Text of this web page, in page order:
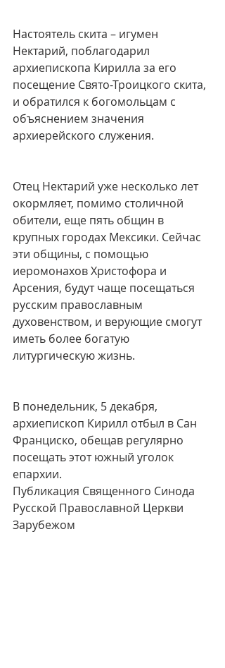
Настоятель скита – игумен
Нектарий, поблагодарил
архиепископа Кирилла за его
посещение Свято-Троицкого скита,
и обратился к богомольцам с
объяснением значения
архиерейского служения.
Отец Нектарий уже несколько лет
окормляет, помимо столичной
обители, еще пять общин в
крупных городах Мексики. Сейчас
эти общины, с помощью
иеромонахов Христофора и
Арсения, будут чаще посещаться
русским православным
духовенством, и верующие смогут
иметь более богатую
литургическую жизнь.
В понедельник, 5 декабря,
архиепископ Кирилл отбыл в Сан
Франциско, обещав регулярно
посещать этот южный уголок
епархии.
Публикация Священного Синода
Русской Православной Церкви
Зарубежом